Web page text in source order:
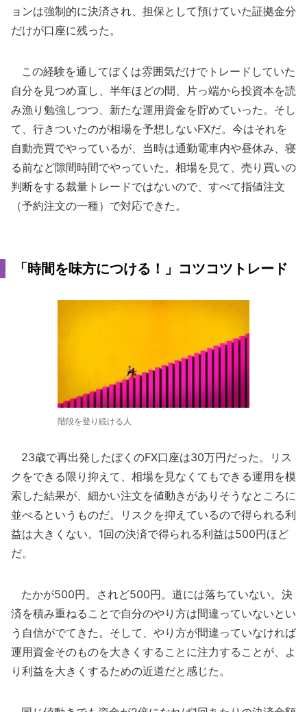
ョンは強制的に決済され、担保として預けていた証拠金分
だけが口座に残った。
この経験を通してぼくは雰囲気だけでトレードしていた
自分を見つめ直し、半年ほどの間、片っ端から投資本を読
み漁り勉強しつつ、新たな運用資金を貯めていった。そし
て、行きついたのが相場を予想しないFXだ。今はそれを
自動売買でやっているが、当時は通勤電車内や昼休み、寝
る前など隙間時間でやっていた。相場を見て、売り買いの
判断をする裁量トレードではないので、すべて指値注文
（予約注文の一種）で対応できた。
「時間を味方につける！」コツコツトレード
階段を登り続ける人
23歳で再出発したぼくのFX口座は30万円だった。リス
クをできる限り抑えて、相場を見なくてもできる運用を模
索した結果が、細かい注文を値動きがありそうなところに
並べるというものだ。リスクを抑えているので得られる利
益は大きくない。1回の決済で得られる利益は500円ほど
だ。
たかが500円。されど500円。道には落ちていない。決
済を積み重ねることで自分のやり方は間違っていないとい
う自信がでてきた。そして、やり方が間違っていなければ
運用資金そのものを大きくすることに注力することが、よ
り利益を大きくするための近道だと感じた。